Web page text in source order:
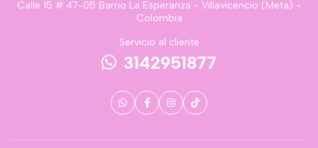
Calle 15 # 47-05 Barrio La Esperanza - Villavicencio (Meta) -
Colombia
Servicio al cliente
3142951877